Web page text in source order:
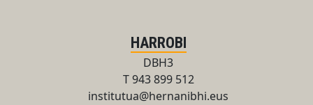
HARROBI
DBH3
T 943 899 512
institutua@hernanibhi.eus